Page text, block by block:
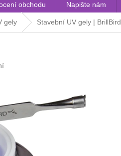
obchodu Napište nám
gely Stavební UV gely | BrillBird